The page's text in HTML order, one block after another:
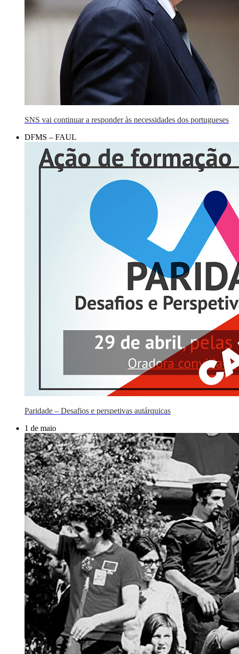
SNS vai continuar a responder às necessidades dos portugueses
DFMS – FAUL
Paridade – Desafios e perspetivas autárquicas
1 de maio